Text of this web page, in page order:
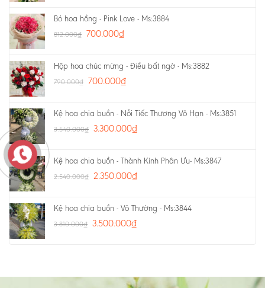
Bó hoa hồng - Pink Love - Ms:3884
812.000₫ 700.000₫
Hộp hoa chúc mừng - Điều bất ngờ - Ms:3882
790.000₫ 700.000₫
Kệ hoa chia buồn - Nỗi Tiếc Thương Vô Hạn - Ms:3851
3.540.000₫ 3.300.000₫
Kệ hoa chia buồn - Thành Kính Phân Ưu- Ms:3847
2.540.000₫ 2.350.000₫
Kệ hoa chia buồn - Vô Thường - Ms:3844
3.810.000₫ 3.500.000₫